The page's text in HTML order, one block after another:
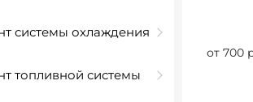
системы охлаждения
топливной системы
от 700